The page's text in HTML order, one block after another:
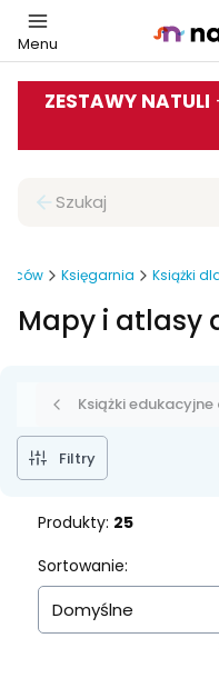
Menu
ZESTAWY NATULI
Zamknij wyszukiwarkę
Księgarnia Książki
Mapy i atlasy
Książki
Filtry
Produkty: 25
Lista produktów
Sortowanie:
Domyślne